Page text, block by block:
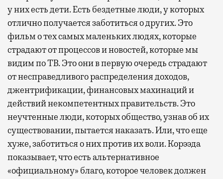
у них есть дети. Есть бездетные люди, у которых
отлично получается заботиться о других. Это
фильм о тех самых маленьких людях, которые
страдают от процессов и новостей, которые мы
видим по ТВ. Это они в первую очередь страдают
от несправедливого распределения доходов,
джентрификации, финансовых махинаций и
действий некомпетентных правительств. Это
неучтенные люди, которых общество, узнав об их
существовании, пытается наказать. Или, что еще
хуже, заботиться о них против их воли. Корээда
показывает, что есть альтернативное
«официальному» благо, которое человек должен